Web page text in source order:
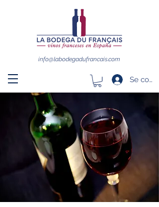
info@labodegadufrancais.com
Se